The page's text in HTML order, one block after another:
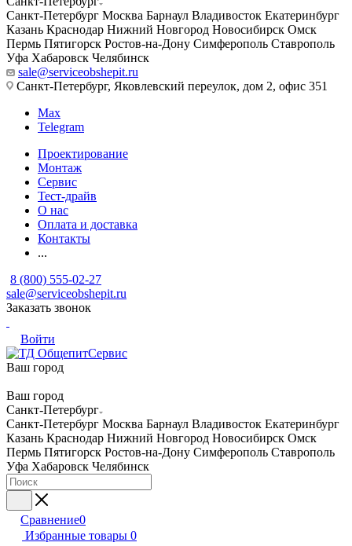
Санкт-Петербург Москва Барнаул Владивосток Екатеринбург
Казань Краснодар Нижний Новгород Новосибирск Омск
Пермь Пятигорск Ростов-на-Дону Симферополь Ставрополь
Уфа Хабаровск Челябинск
sale@serviceobshepit.ru
Санкт-Петербург, Яковлевский переулок, дом 2, офис 351
Max
Telegram
Проектирование
Монтаж
Сервис
Тест-драйв
О нас
Оплата и доставка
Контакты
...
8 (800) 555-02-27
sale@serviceobshepit.ru
Заказать звонок
Войти
Ваш город
Ваш город
Санкт-Петербург
Санкт-Петербург Москва Барнаул Владивосток Екатеринбург
Казань Краснодар Нижний Новгород Новосибирск Омск
Пермь Пятигорск Ростов-на-Дону Симферополь Ставрополь
Уфа Хабаровск Челябинск
Сравнение0
Избранные товары 0